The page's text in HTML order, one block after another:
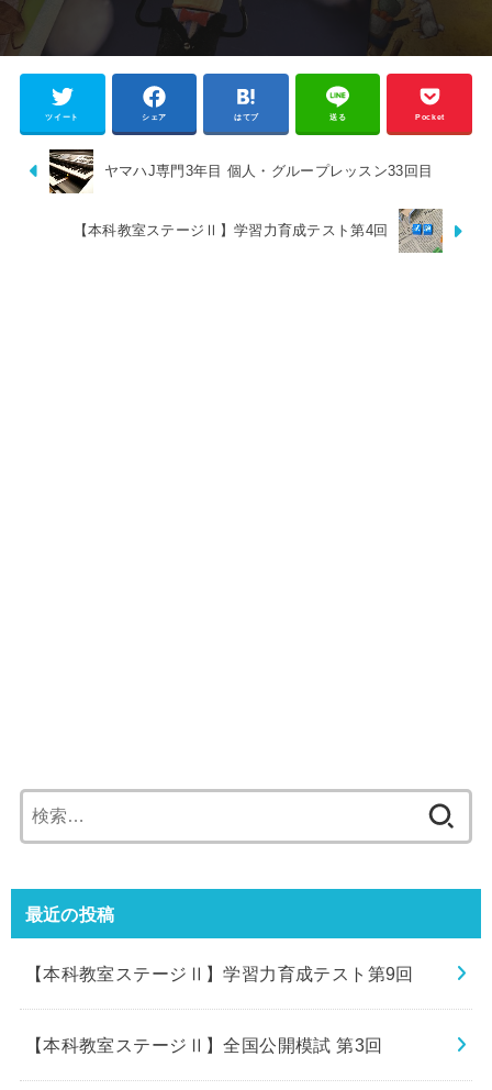
ツイート シェア はてブ 送る Pocket
ヤマハJ専門3年目 個人・グループレッスン33回目
【本科教室ステージⅡ】学習力育成テスト第4回
索:
最近の投稿
【本科教室ステージⅡ】学習力育成テスト第9回
【本科教室ステージⅡ】全国公開模試 第3回